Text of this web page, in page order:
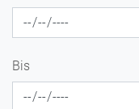
Bis